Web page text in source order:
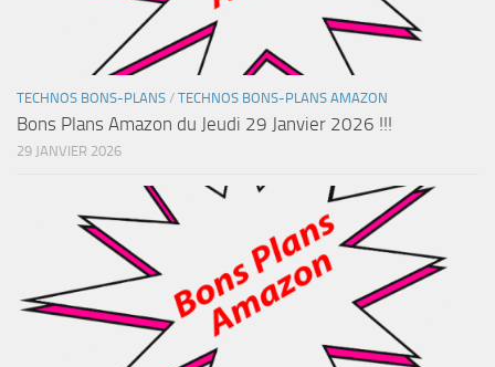
TECHNOS BONS-PLANS / TECHNOS BONS-PLANS AMAZON
Bons Plans Amazon du Jeudi 29 Janvier 2026 !!!
29 JANVIER 2026